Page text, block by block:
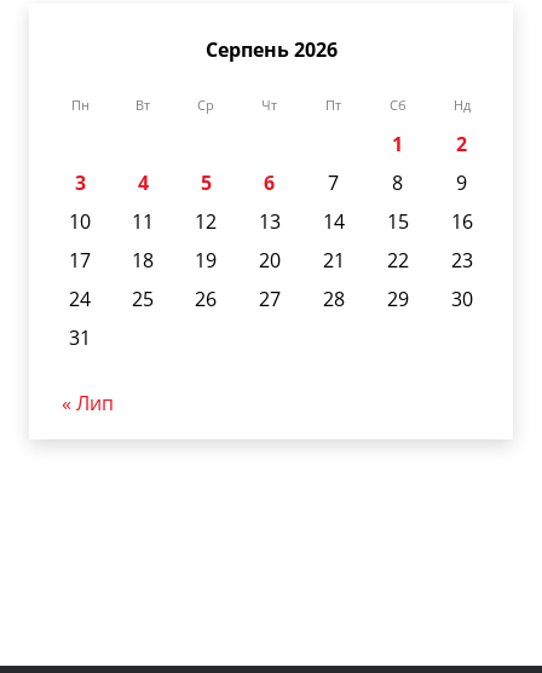
Серпень 2026
Пн Вт Ср Чт Пт Сб Нд
1
2
3
4 5 6 7 8
9
10
11 12 13 14 15
16
17
18 19 20 21 22
23
24
25 26 27 28 29
30
31
« Лип